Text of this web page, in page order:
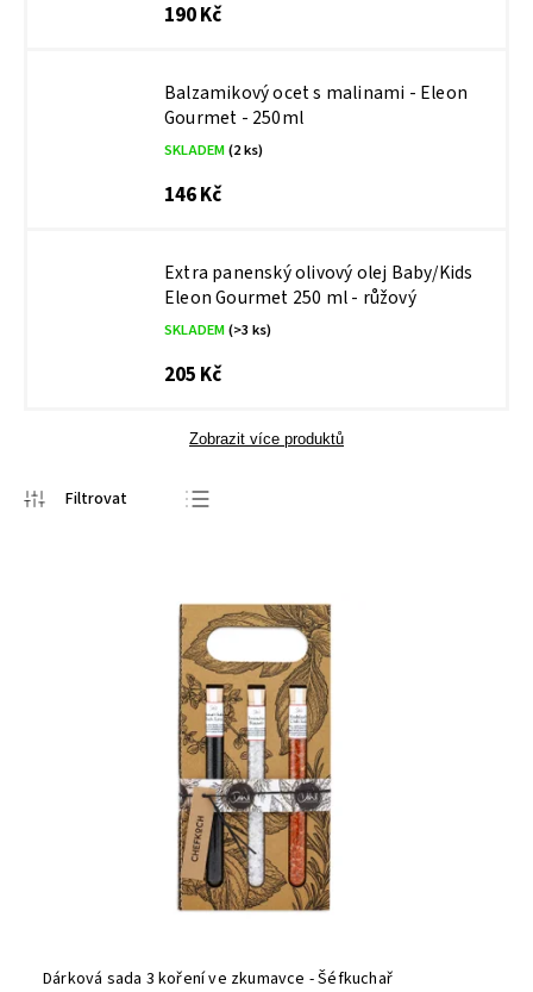
190 Kč
Balzamikový ocet s malinami - Eleon
Gourmet - 250ml
SKLADEM(2 ks)
146 Kč
Extra panenský olivový olej Baby/Kids
Eleon Gourmet 250 ml - růžový
SKLADEM(>3 ks)
205 Kč
Zobrazit více produktů
Nejdražší
Abecedně
Dárková sada 3 koření ve zkumavce - Šéfkuchař